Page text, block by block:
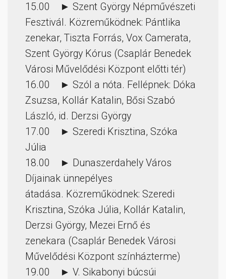
15.00 ► Szent György Népművészeti
Fesztivál. Közreműködnek: Pántlika
zenekar, Tiszta Forrás, Vox Camerata,
Szent György Kórus (Csaplár Benedek
Városi Művelődési Központ előtti tér)
16.00 ► Szól a nóta. Fellépnek: Dóka
Zsuzsa, Kollár Katalin, Bősi Szabó
László, id. Derzsi György
17.00 ► Szeredi Krisztina, Szóka
Júlia
18.00 ► Dunaszerdahely Város
Díjainak ünnepélyes
átadása. Közreműködnek: Szeredi
Krisztina, Szóka Júlia, Kollár Katalin,
Derzsi György, Mezei Ernő és
zenekara (Csaplár Benedek Városi
Művelődési Központ színházterme)
19.00 ► V. Sikabonyi búcsúi